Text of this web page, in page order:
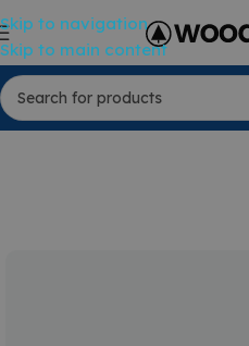
Skip to navigation
Skip to main content